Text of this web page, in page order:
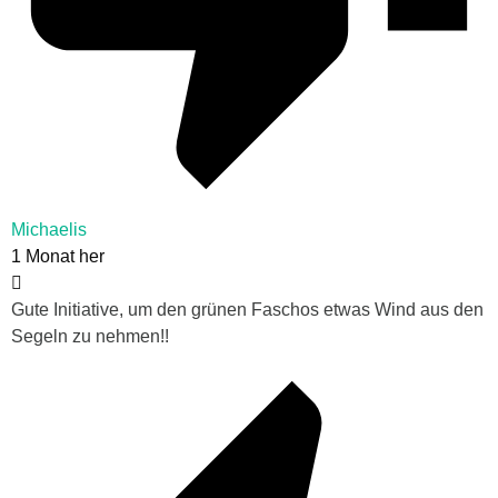
Michaelis
1 Monat her
Gute Initiative, um den grünen Faschos etwas Wind aus den
Segeln zu nehmen!!